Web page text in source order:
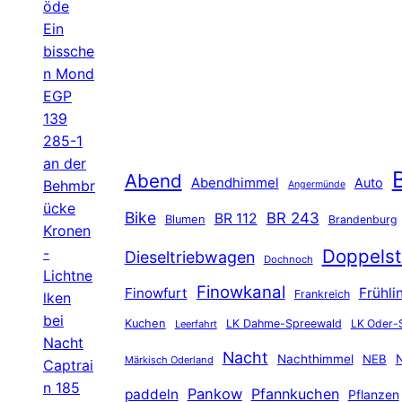
öde
Ein
bissche
n Mond
EGP
139
285-1
an der
Behmbr
ücke
Kronen
-
Lichtne
lken
bei
Nacht
Captrai
n 185
Abend Abendhimmel Angermünde Auto
Bike Blumen BR 112 BR 243 Brandenburg
Dieseltriebwagen Dochnoch
Finowfurt Finowkanal Frankreich
Kuchen Leerfahrt LK Dahme-Spreewald LK Oder-
Märkisch Oderland Nacht Nachthimmel NEB
paddeln Pankow Pfannkuchen Pflanzen